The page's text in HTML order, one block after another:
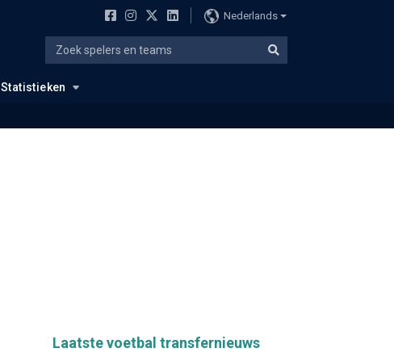
Nederlands
Statistieken
Laatste voetbal transfernieuws